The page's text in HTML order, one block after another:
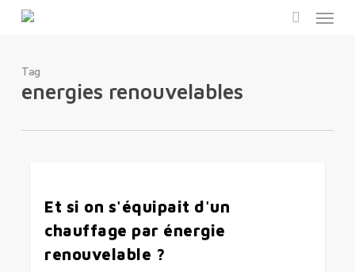
Menu
Tag
energies renouvelables
Et si on s'équipait d'un
chauffage par énergie
renouvelable ?